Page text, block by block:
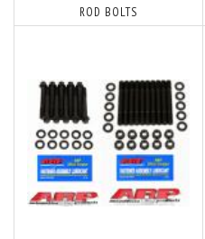
ROD BOLTS